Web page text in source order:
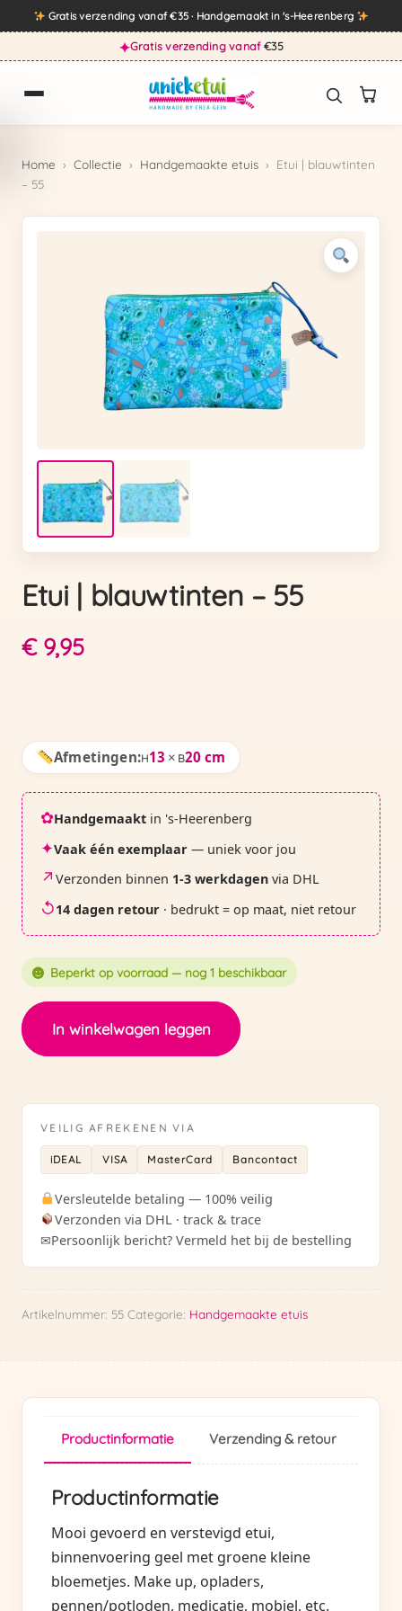
Direct
naar
de
inhoud
Gratis verzending vanaf €35 · Handgemaakt in 's-Heerenberg
✦Gratis verzending vanaf €35
→Snel verzonden viaDHL
Home › Collectie › Handgemaakte etuis › Etui | blauwtinten
– 55
Etui | blauwtinten – 55
€9,95
Afmetingen:H13 × B20 cm
✿Handgemaakt in 's-Heerenberg
✦Vaak één exemplaar — uniek voor jou
↗ Verzonden binnen 1-3 werkdagen via DHL
↺14 dagen retour · bedrukt = op maat, niet retour
Beperkt op voorraad — nog 1 beschikbaar
Etui
|
blauwtinten
55
aantal
In winkelwagen leggen
VEILIG AFREKENEN VIA
iDEAL VISA MasterCard Bancontact
Versleutelde betaling — 100% veilig
Verzonden via DHL · track & trace
✉Persoonlijk bericht? Vermeld het bij de bestelling
Artikelnummer: 55 Categorie: Handgemaakte etuis
Productinformatie Verzending & retour
Productinformatie
Mooi gevoerd en verstevigd etui,
binnenvoering geel met groene kleine
bloemetjes. Make up, opladers,
pennen/potloden, medicatie, mobiel, etc.